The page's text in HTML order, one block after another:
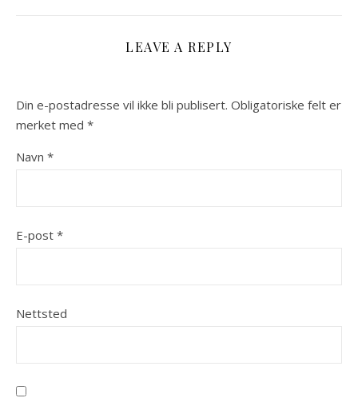
LEAVE A REPLY
Din e-postadresse vil ikke bli publisert. Obligatoriske felt er
merket med *
Navn *
E-post *
Nettsted